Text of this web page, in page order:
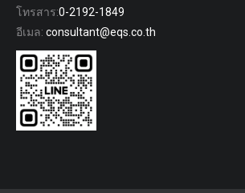
โทรสาร:0-2192-1849
อีเมล: consultant@eqs.co.th